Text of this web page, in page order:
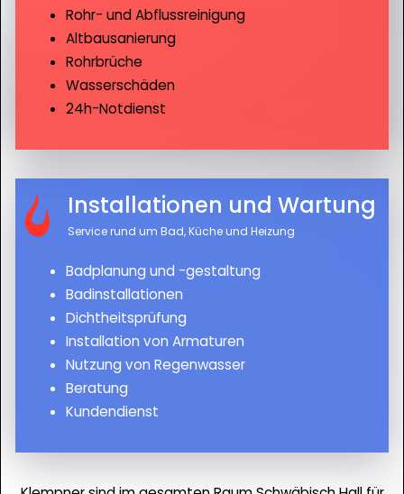
Rohr- und Abflussreinigung
Altbausanierung
Rohrbrüche
Wasserschäden
24h-Notdienst
Installationen und Wartung
Service rund um Bad, Küche und Heizung
Badplanung und -gestaltung
Badinstallationen
Dichtheitsprüfung
Installation von Armaturen
Nutzung von Regenwasser
Beratung
Kundendienst